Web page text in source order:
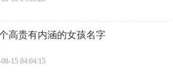
高贵有内涵的女孩名字
08-15 04:04:15